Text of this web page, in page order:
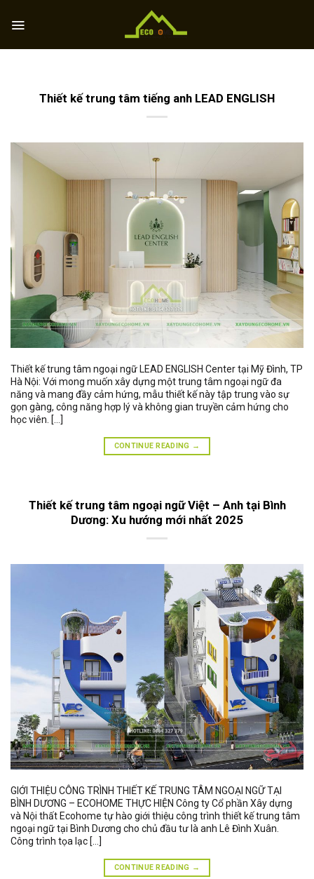
content
Thiết kế trung tâm tiếng anh LEAD ENGLISH
Thiết kế trung tâm ngoại ngữ LEAD ENGLISH Center tại Mỹ Đình, TP
Hà Nội: Với mong muốn xây dựng một trung tâm ngoại ngữ đa
năng và mang đầy cảm hứng, mẫu thiết kế này tập trung vào sự
gọn gàng, công năng hợp lý và không gian truyền cảm hứng cho
học viên. […]
CONTINUE READING →
Thiết kế trung tâm ngoại ngữ Việt – Anh tại Bình
Dương: Xu hướng mới nhất 2025
GIỚI THIỆU CÔNG TRÌNH THIẾT KẾ TRUNG TÂM NGOẠI NGỮ TẠI
BÌNH DƯƠNG – ECOHOME THỰC HIỆN Công ty Cổ phần Xây dựng
và Nội thất Ecohome tự hào giới thiệu công trình thiết kế trung tâm
ngoại ngữ tại Bình Dương cho chủ đầu tư là anh Lê Đình Xuân.
Công trình tọa lạc […]
CONTINUE READING →